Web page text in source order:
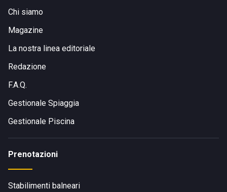
Chi siamo
Magazine
La nostra linea editoriale
Redazione
F.A.Q.
Gestionale Spiaggia
Gestionale Piscina
Prenotazioni
Stabilimenti balneari